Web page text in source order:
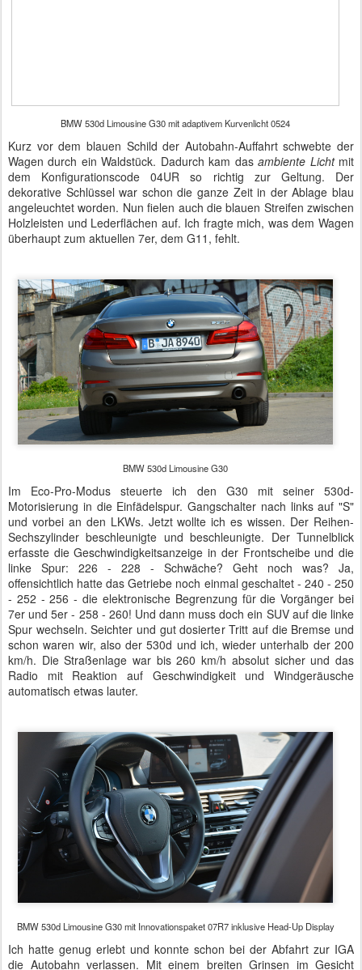
BMW 530d Limousine G30 mit adaptivem Kurvenlicht 0524
Kurz vor dem blauen Schild der Autobahn-Auffahrt schwebte der
Wagen durch ein Waldstück. Dadurch kam dasambiente Lichtmit
dem Konfigurationscode 04UR so richtig zur Geltung. Der
dekorative Schlüssel war schon die ganze Zeit in der Ablage blau
angeleuchtet worden. Nun fielen auch die blauen Streifen zwischen
Holzleisten und Lederflächen auf. Ich fragte mich, was dem Wagen
überhaupt zum aktuellen 7er, dem G11, fehlt.
BMW 530d Limousine G30
Im Eco-Pro-Modus steuerte ich den G30 mit seiner 530d-
Motorisierung in die Einfädelspur. Gangschalter nach links auf "S"
und vorbei an den LKWs. Jetzt wollte ich es wissen. Der Reihen-
Sechszylinder beschleunigte und beschleunigte. Der Tunnelblick
erfasste die Geschwindigkeitsanzeige in der Frontscheibe und die
linke Spur: 226 - 228 - Schwäche? Geht noch was? Ja,
offensichtlich hatte das Getriebe noch einmal geschaltet - 240 - 250
- 252 - 256 - die elektronische Begrenzung für die Vorgänger bei
7er und 5er - 258 - 260! Und dann muss doch ein SUV auf die linke
Spur wechseln. Seichter und gut dosierter Tritt auf die Bremse und
schon waren wir, also der 530d und ich, wieder unterhalb der 200
km/h. Die Straßenlage war bis 260 km/h absolut sicher und das
Radio mit Reaktion auf Geschwindigkeit und Windgeräusche
automatisch etwas lauter.
BMW 530d Limousine G30 mit Innovationspaket 07R7 inklusive Head-Up Display
Ich hatte genug erlebt und konnte schon bei der Abfahrt zur IGA
die Autobahn verlassen. Mit einem breiten Grinsen im Gesicht